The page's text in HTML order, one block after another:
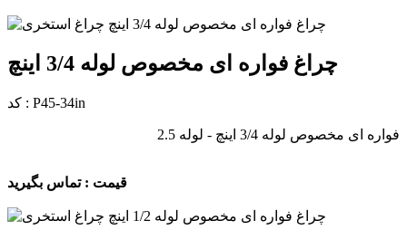
چراغ فواره ای مخصوص لوله 3/4 اینچ
کد : P45-34in
فواره ای مخصوص لوله 3/4 اینچ - لوله 2.5
قیمت : تماس بگیرید